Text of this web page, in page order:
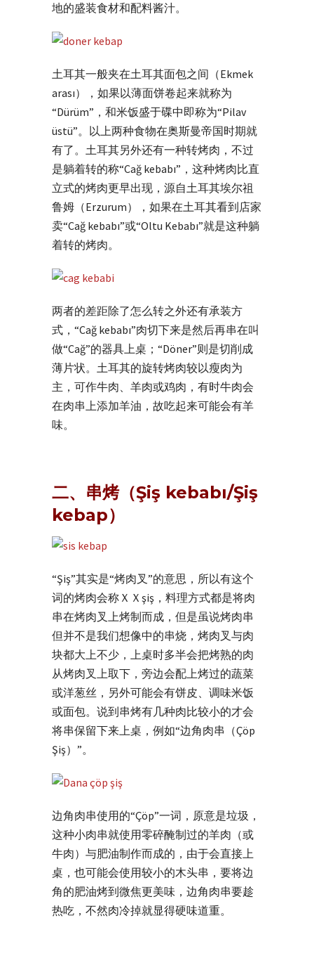
地的盛装食材和配料酱汁。
土耳其一般夹在土耳其面包之间（Ekmek
arası），如果以薄面饼卷起来就称为
“Dürüm”，和米饭盛于碟中即称为“Pilav
üstü”。以上两种食物在奥斯曼帝国时期就
有了。土耳其另外还有一种转烤肉，不过
是躺着转的称“Cağ kebabı”，这种烤肉比直
立式的烤肉更早出现，源自土耳其埃尔祖
鲁姆（Erzurum），如果在土耳其看到店家
卖“Cağ kebabı”或“Oltu Kebabı”就是这种躺
着转的烤肉。
两者的差距除了怎么转之外还有承装方
式，“Cağ kebabı”肉切下来是然后再串在叫
做“Cağ”的器具上桌；“Döner”则是切削成
薄片状。土耳其的旋转烤肉较以瘦肉为
主，可作牛肉、羊肉或鸡肉，有时牛肉会
在肉串上添加羊油，故吃起来可能会有羊
味。
二、串烤（Şiş kebabı/Şiş
kebap）
“Şiş”其实是“烤肉叉”的意思，所以有这个
词的烤肉会称ＸＸşiş，料理方式都是将肉
串在烤肉叉上烤制而成，但是虽说烤肉串
但并不是我们想像中的串烧，烤肉叉与肉
块都大上不少，上桌时多半会把烤熟的肉
从烤肉叉上取下，旁边会配上烤过的蔬菜
或洋葱丝，另外可能会有饼皮、调味米饭
或面包。说到串烤有几种肉比较小的才会
将串保留下来上桌，例如“边角肉串（Çöp
Şiş）”。
边角肉串使用的“Çöp”一词，原意是垃圾，
这种小肉串就使用零碎醃制过的羊肉（或
牛肉）与肥油制作而成的，由于会直接上
桌，也可能会使用较小的木头串，要将边
角的肥油烤到微焦更美味，边角肉串要趁
热吃，不然肉冷掉就显得硬味道重。